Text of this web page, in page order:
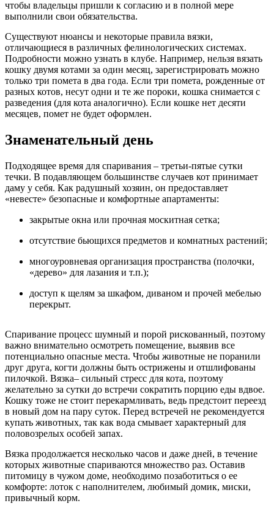
чтобы владельцы пришли к согласию и в полной мере
выполнили свои обязательства.
Существуют нюансы и некоторые правила вязки,
отличающиеся в различных фелинологических системах.
Подробности можно узнать в клубе. Например, нельзя вязать
кошку двумя котами за один месяц, зарегистрировать можно
только три помета в два года. Если три помета, рожденные от
разных котов, несут одни и те же пороки, кошка снимается с
разведения (для кота аналогично). Если кошке нет десяти
месяцев, помет не будет оформлен.
Знаменательный день
Подходящее время для спаривания – третьи-пятые сутки
течки. В подавляющем большинстве случаев кот принимает
даму у себя. Как радушный хозяин, он предоставляет
«невесте» безопасные и комфортные апартаменты:
закрытые окна или прочная москитная сетка;
отсутствие бьющихся предметов и комнатных растений;
многоуровневая организация пространства (полочки,
«дерево» для лазания и т.п.);
доступ к щелям за шкафом, диваном и прочей мебелью
перекрыт.
Спаривание процесс шумный и порой рискованный, поэтому
важно внимательно осмотреть помещение, выявив все
потенциально опасные места. Чтобы животные не поранили
друг друга, когти должны быть острижены и отшлифованы
пилочкой. Вязка– сильный стресс для кота, поэтому
желательно за сутки до встречи сократить порцию еды вдвое.
Кошку тоже не стоит перекармливать, ведь предстоит переезд
в новый дом на пару суток. Перед встречей не рекомендуется
купать животных, так как вода смывает характерный для
половозрелых особей запах.
Вязка продолжается несколько часов и даже дней, в течение
которых животные спариваются множество раз. Оставив
питомицу в чужом доме, необходимо позаботиться о ее
комфорте: лоток с наполнителем, любимый домик, миски,
привычный корм.